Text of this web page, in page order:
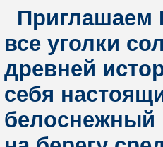
Приглашаем
все уголки
древней
себя
белоснежный